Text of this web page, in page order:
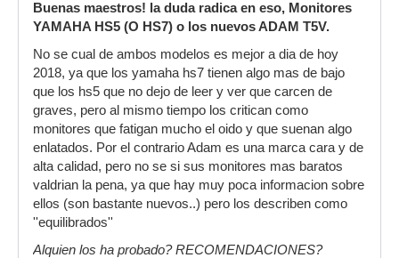
Buenas maestros! la duda radica en eso, Monitores
YAMAHA HS5 (O HS7) o los nuevos ADAM T5V.
No se cual de ambos modelos es mejor a dia de hoy
2018, ya que los yamaha hs7 tienen algo mas de bajo
que los hs5 que no dejo de leer y ver que carcen de
graves, pero al mismo tiempo los critican como
monitores que fatigan mucho el oido y que suenan algo
enlatados. Por el contrario Adam es una marca cara y de
alta calidad, pero no se si sus monitores mas baratos
valdrian la pena, ya que hay muy poca informacion sobre
ellos (son bastante nuevos..) pero los describen como
''equilibrados''
Alquien los ha probado? RECOMENDACIONES?